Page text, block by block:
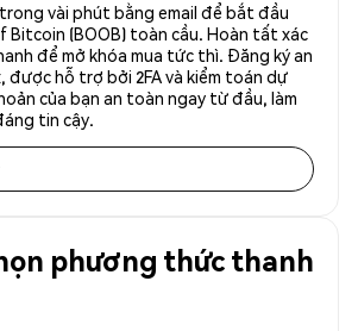
vài phút bằng email để bắt đầu
Bitcoin (BOOB) toàn cầu. Hoàn tất xác
để mở khóa mua tức thì. Đăng ký an
được hỗ trợ bởi 2FA và kiểm toán dự
của bạn an toàn ngay từ đầu, làm
tin cậy.
phương thức thanh